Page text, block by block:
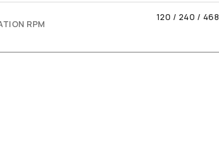
RPM
120 / 240 / 468